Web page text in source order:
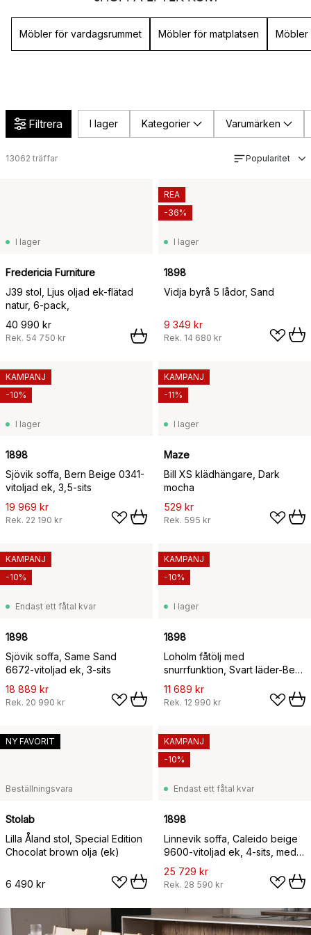
Möbler för vardagsrummet Möbler för matplatsen Möbler
Filtrera I lager Kategorier Varumärken
13062 träffar Popularitet
I lager
Fredericia Furniture
J39 stol, Ljus oljad ek-flätad
natur, 6-pack,
40 990 kr
Rek. 54 750 kr
I lager
1898
Vidja byrå 5 lådor, Sand
9 349 kr
Rek. 14 680 kr
REA
-36%
I lager
1898
Sjövik soffa, Bern Beige 0341-
vitoljad ek, 3,5-sits
19 969 kr
Rek. 22 190 kr
KAMPANJ
-10%
I lager
Maze
Bill XS klädhängare, Dark
mocha
529 kr
Rek. 595 kr
KAMPANJ
-11%
Endast ett fåtal kvar
1898
Sjövik soffa, Same Sand
6672-vitoljad ek, 3-sits
18 889 kr
Rek. 20 990 kr
KAMPANJ
-10%
I lager
1898
Loholm fåtölj med
snurrfunktion, Svart läder-Bern
Beige 0341
11 689 kr
Rek. 12 990 kr
KAMPANJ
-10%
Beställningsvara
Stolab
Lilla Åland stol, Special Edition
Chocolat brown olja (ek)
6 490 kr
NY FAVORIT
Endast ett fåtal kvar
1898
Linnevik soffa, Caleido beige
9600-vitoljad ek, 4-sits, med
kappa
25 729 kr
Rek. 28 590 kr
KAMPANJ
-10%